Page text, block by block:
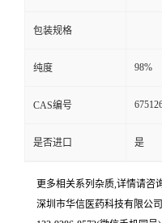
包装规格
纯度 98%
CAS编号
是否进口 是
更多相关系列杂质,详情请咨
深圳市华信医药科技有限公